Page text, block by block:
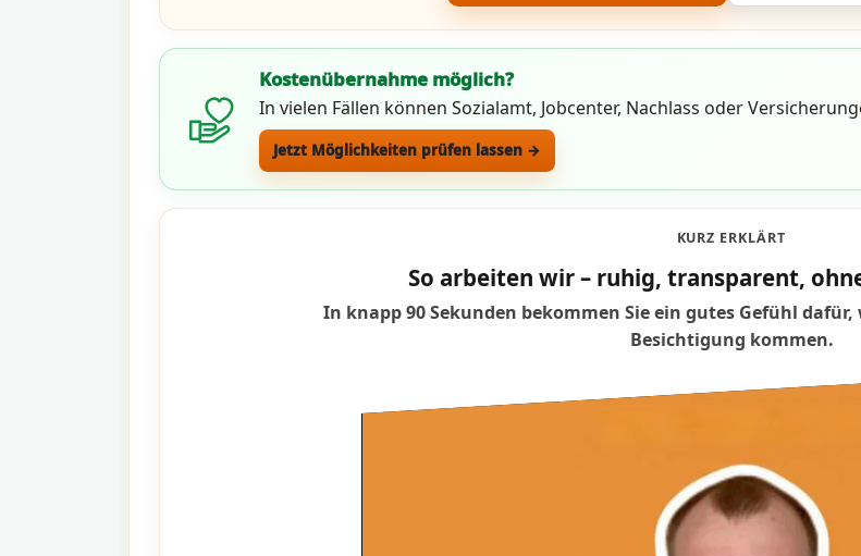
Kostenübernahme möglich?
In vielen Fällen können Sozialamt, Jobcenter, Nachlass oder
Jetzt Möglichkeiten prüfen lassen →
KURZ ERKLÄRT
So arbeiten wir – ruhig, transparent,
In knapp 90 Sekunden bekommen Sie ein gutes Gefühl
Besichtigung kommen.